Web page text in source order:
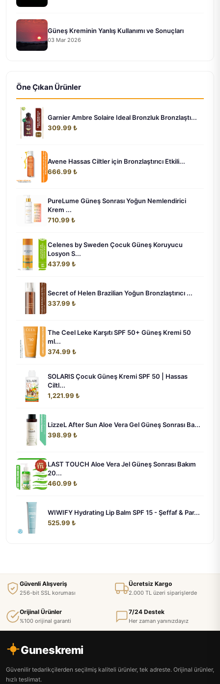
Güneş Kreminin Yanlış Kullanımı ve Sonuçları
03 Mar 2026
Öne Çıkan Ürünler
Garnier Ambre Solaire Ideal Bronzluk Bronzlaştı...
309.99 ₺
Avene Hassas Ciltler için Bronzlaştırıcı Etkili...
666.99 ₺
PureLume Güneş Sonrası Yoğun Nemlendirici
Krem ...
710.99 ₺
Celenes by Sweden Çocuk Güneş Koruyucu
Losyon S...
437.99 ₺
Secret of Helen Brazilian Yoğun Bronzlaştırıcı ...
337.99 ₺
The Ceel Leke Karşıtı SPF 50+ Güneş Kremi 50
ml...
374.99 ₺
SOLARIS Çocuk Güneş Kremi SPF 50 | Hassas
Ciltl...
1,221.99 ₺
LizzeL After Sun Aloe Vera Gel Güneş Sonrası Ba...
398.99 ₺
LAST TOUCH Aloe Vera Jel Güneş Sonrası Bakım
20...
460.99 ₺
WIWIFY Hydrating Lip Balm SPF 15 - Şeffaf & Par...
525.99 ₺
Güvenli Alışveriş
256-bit SSL koruması
Ücretsiz Kargo
2.000 TL üzeri siparişlerde
Orijinal Ürünler
%100 orijinal garanti
7/24 Destek
Her zaman yanınızdayız
Guneskremi
Güvenilir tedarikçilerden seçilmiş kaliteli ürünler, tek adreste. Orijinal ürünler,
hızlı teslimat.